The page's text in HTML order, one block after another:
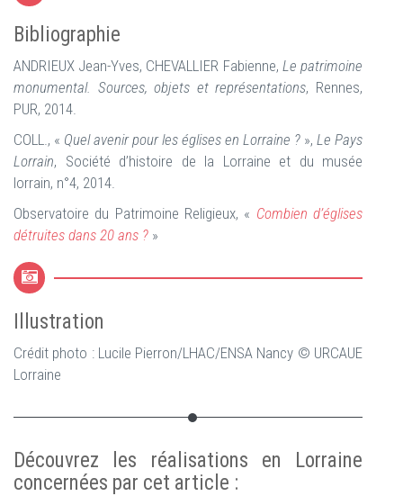
Bibliographie
ANDRIEUX Jean-Yves, CHEVALLIER Fabienne, Le patrimoine
monumental. Sources, objets et représentations, Rennes,
PUR, 2014.
COLL., « Quel avenir pour les églises en Lorraine ? », Le Pays
Lorrain, Société d’histoire de la Lorraine et du musée
lorrain, n°4, 2014.
Observatoire du Patrimoine Religieux, « Combien d’églises
détruites dans 20 ans ? »
Illustration
Crédit photo : Lucile Pierron/LHAC/ENSA Nancy © URCAUE
Lorraine
Découvrez les réalisations en Lorraine
concernées par cet article :